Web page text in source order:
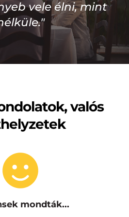
vele élni, mint
valós
mondták...